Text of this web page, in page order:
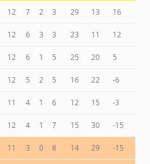
12 7 2 3 29 13 16
12 6 3 3 23 11 12
12 6 1 5 25 20 5
12 5 2 5 16 22 -6
11 4 1 6 12 15 -3
12 4 1 7 15 30 -15
11 3 0 8 14 29 -15